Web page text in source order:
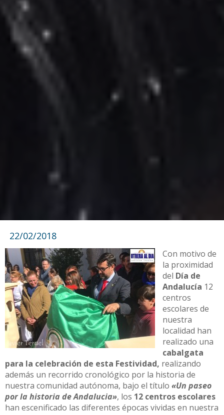
22/02/2018
Con motivo de
la proximidad
del Día de
Andalucía 12
centros
escolares de
nuestra
localidad han
realizado una
cabalgata
para la celebración de esta Festividad, realizando
además un recorrido cronológico por la historia de
nuestra comunidad autónoma, bajo el título «Un paseo
por la historia de Andalucia», los 12 centros escolares
han escenificado las diferentes épocas vividas en nuestra